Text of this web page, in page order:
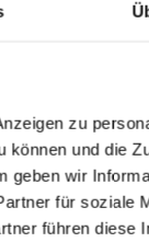
zu
können und die
geben wir
für soziale
führen diese
jusqu'à